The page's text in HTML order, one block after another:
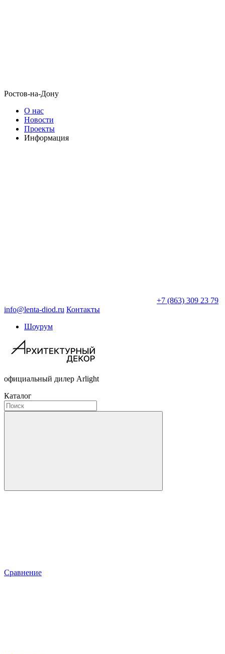
Ростов-на-Дону
О нас
Новости
Проекты
Информация
+7 (863) 309 23 79
info@lenta-diod.ru Контакты
Шоурум
официальный дилер Arlight
Каталог
Сравнение